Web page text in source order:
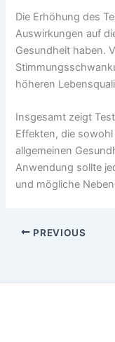
Die Erhöhung des
Auswirkungen auf
Gesundheit haben.
höheren
Insgesamt zeigt
Effekten, die
allgemeinen
Anwendung sollte
und mögliche
PREVIOUS